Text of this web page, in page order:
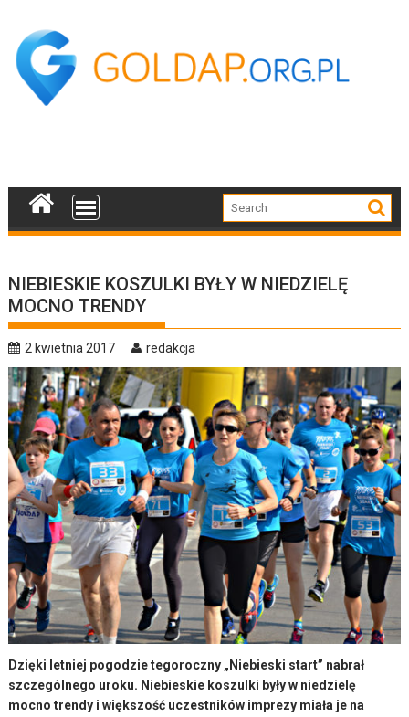
content
NIEBIESKIE KOSZULKI BYŁY W NIEDZIELĘ
MOCNO TRENDY
2 kwietnia 2017 redakcja
Dzięki letniej pogodzie tegoroczny „Niebieski start” nabrał
szczególnego uroku. Niebieskie koszulki były w niedzielę
mocno trendy i większość uczestników imprezy miała je na